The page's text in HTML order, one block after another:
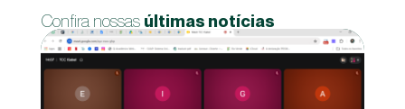
Confira nossas últimas notícias